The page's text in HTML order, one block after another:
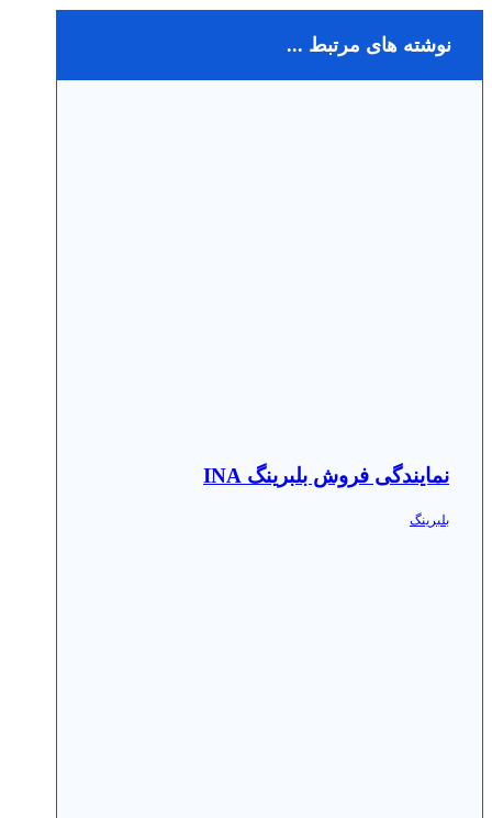
نوشته های مرتبط ...
نمایندگی فروش بلبرینگ INA
بلبرینگ